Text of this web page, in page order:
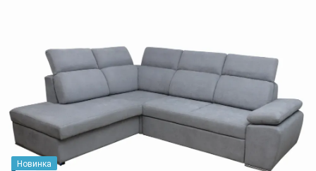
Новинка